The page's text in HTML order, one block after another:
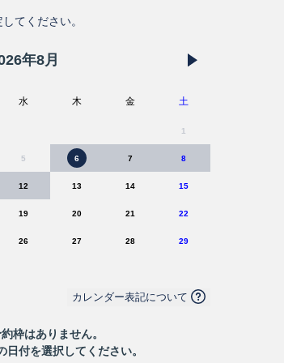
てください。
年8月
水 木 金 土
1
5 6 7 8
12 13 14 15
19 20 21 22
26 27 28 29
カレンダー表記について
枠はありません。
日付を選択してください。